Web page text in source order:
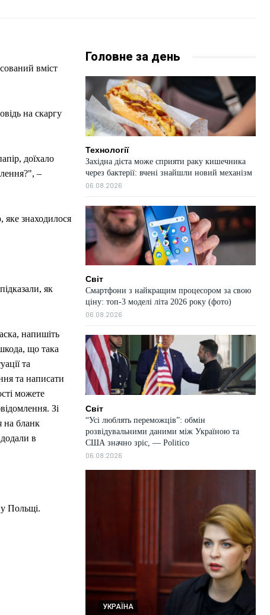
вміст
на скаргу
доїхало
–
знаходилося
як
напишіть
що така
та
та написати
можете
Зі
на бланк
в
Польщі.
Головне за день
Технології
Західна дієта може сприяти раку кишечника
через бактерії: вчені знайшли новий механізм
06.08.2026
Світ
Смартфони з найкращим процесором за свою
ціну: топ-3 моделі літа 2026 року (фото)
06.08.2026
Світ
“Усі люблять переможців”: обмін
розвідувальними даними між Україною та
США значно зріс, — Politico
06.08.2026
УКРАЇНА